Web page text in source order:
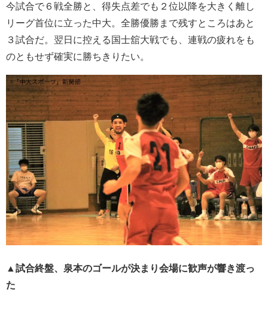
今試合で６戦全勝と、得失点差でも２位以降を大きく離し
リーグ首位に立った中大。全勝優勝まで残すところはあと
３試合だ。翌日に控える国士舘大戦でも、連戦の疲れをも
のともせず確実に勝ちきりたい。
▲試合終盤、泉本のゴールが決まり会場に歓声が響き渡っ
た